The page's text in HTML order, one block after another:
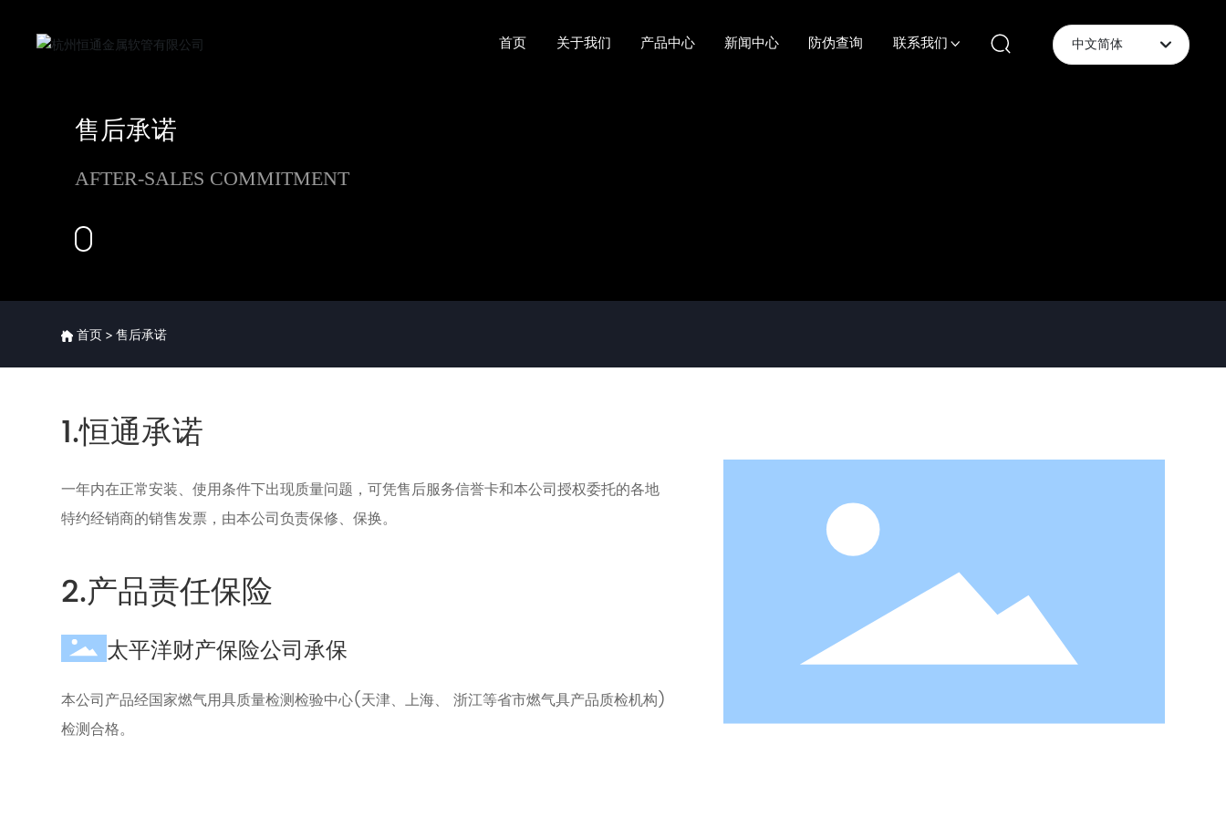
首页 关于我们 产品中心 新闻中心 防伪查询 联系我们 中文简体
售后承诺
AFTER-SALES COMMITMENT
首页 售后承诺
1.恒通承诺
一年内在正常安装、使用条件下出现质量问题，可凭售后服务信誉卡和本公司授权委托的各地
特约经销商的销售发票，由本公司负责保修、保换。
2.产品责任保险
太平洋财产保险公司承保
本公司产品经国家燃气用具质量检测检验中心(天津、上海、 浙江等省市燃气具产品质检机构)
检测合格。